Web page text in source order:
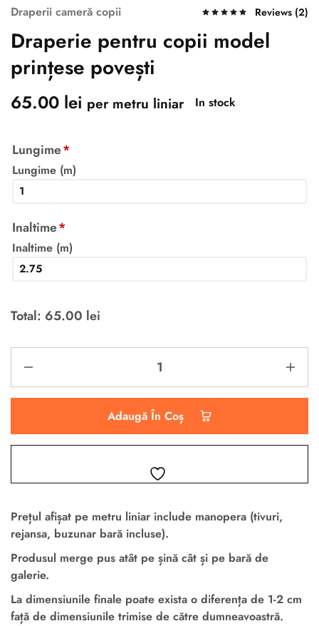
Draperii cameră copii Reviews (2)
Draperie pentru copii model
prințese povești
65.00 lei per metru liniar In stock
Lungime*
Lungime (m)
Inaltime*
Inaltime (m)
Total: 65.00 lei
Adaugă În Coș
Prețul afișat pe metru liniar include manopera (tivuri,
rejansa, buzunar bară incluse).
Produsul merge pus atât pe șină cât și pe bară de
galerie.
La dimensiunile finale poate exista o diferența de 1-2 cm
față de dimensiunile trimise de către dumneavoastră.